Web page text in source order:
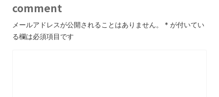
comment
メールアドレスが公開されることはありません。 * が付いてい
る欄は必須項目です